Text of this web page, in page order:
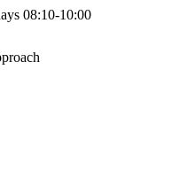
08:10-10:00